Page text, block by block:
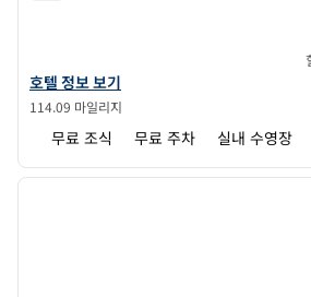
홈우드 스위트 바이 힐튼 보즈먼의 호텔 정보
호텔 정보 보기
114.09 마일리지
무료 조식 무료 주차 실내 수영장
1/12
이전 이미지